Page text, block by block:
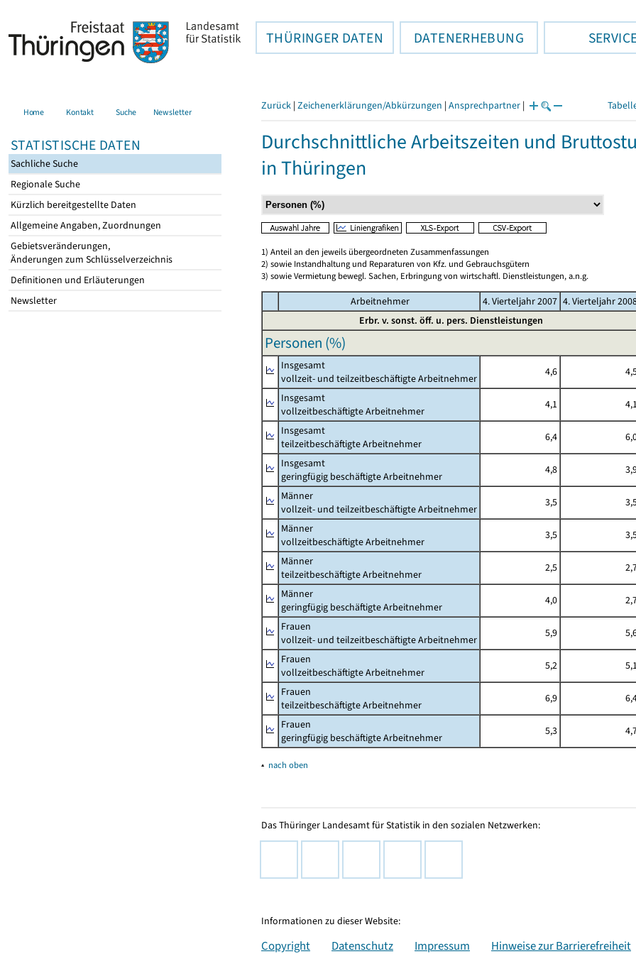
THÜRINGER DATEN DATENERHEBUNG
Home Kontakt Suche Newsletter
STATISTISCHE DATEN
Sachliche Suche
Regionale Suche
Kürzlich bereitgestellte Daten
Allgemeine Angaben, Zuordnungen
Gebietsveränderungen,
Änderungen zum Schlüsselverzeichnis
Definitionen und Erläuterungen
Newsletter
Zurück | Zeichenerklärungen/Abkürzungen | Ansprechpartner |
Durchschnittliche Arbeitszeiten und
in Thüringen
1) Anteil an den jeweils übergeordneten Zusammenfassungen
2) sowie Instandhaltung und Reparaturen von Kfz. und Gebrauchsgütern
3) sowie Vermietung bewegl. Sachen, Erbringung von wirtschaftl. Dienstleistungen, a.n.g.
Arbeitnehmer 4. Vierteljahr 2007 4. Vierteljahr
Erbr. v. sonst. öff. u. pers. Dienstleistungen
Personen (%)
Insgesamt
vollzeit- und teilzeitbeschäftigte Arbeitnehmer
4,6
Insgesamt
vollzeitbeschäftigte Arbeitnehmer
4,1
Insgesamt
teilzeitbeschäftigte Arbeitnehmer
6,4
Insgesamt
geringfügig beschäftigte Arbeitnehmer
4,8
Männer
vollzeit- und teilzeitbeschäftigte Arbeitnehmer
3,5
Männer
vollzeitbeschäftigte Arbeitnehmer
3,5
Männer
teilzeitbeschäftigte Arbeitnehmer
2,5
Männer
geringfügig beschäftigte Arbeitnehmer
4,0
Frauen
vollzeit- und teilzeitbeschäftigte Arbeitnehmer
5,9
Frauen
vollzeitbeschäftigte Arbeitnehmer
5,2
Frauen
teilzeitbeschäftigte Arbeitnehmer
6,9
Frauen
geringfügig beschäftigte Arbeitnehmer
5,3
▴ nach oben
Das Thüringer Landesamt für Statistik in den sozialen Netzwerken:
Informationen zu dieser Website:
Copyright Datenschutz Impressum Hinweise zur Barrierefreiheit